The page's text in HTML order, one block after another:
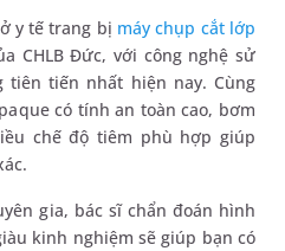
y tế trang bị máy chụp cắt lớp
CHLB Đức, với công nghệ sử
tiến nhất hiện nay. Cùng
có tính an toàn cao, bơm
chế độ tiêm phù hợp giúp
gia, bác sĩ chẩn đoán hình
kinh nghiệm sẽ giúp bạn có